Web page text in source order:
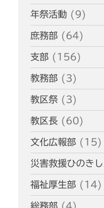
年祭活動 (9)
庶務部 (64)
支部 (156)
教務部 (3)
教区祭 (3)
教区長 (60)
文化広報部 (15)
災害救援ひのき
福祉厚生部 (14)
総務部 (4)